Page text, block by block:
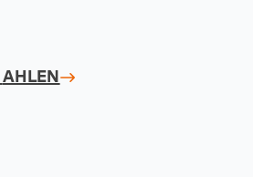
AHLEN